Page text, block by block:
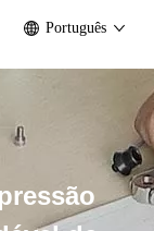
Português